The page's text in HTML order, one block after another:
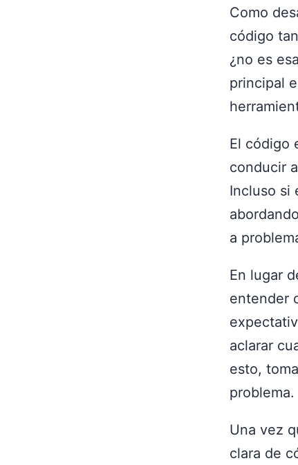
Como
código
¿no es
principal
El código
conducir
Incluso si
a
En lugar
entender
aclarar
esto,
problema.
Una vez
clara de